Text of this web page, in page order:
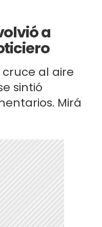
a
al aire
sintió
Mirá